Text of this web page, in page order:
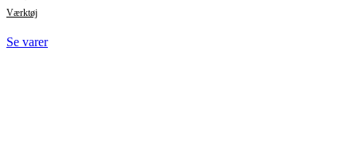
Værktøj
Se varer